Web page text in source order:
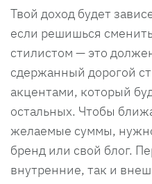
Твой доход будет
если решишься
стилистом — это
сдержанный дорогой
акцентами, который
остальных. Чтобы
желаемые суммы,
бренд или свой блог.
внутренние, так и